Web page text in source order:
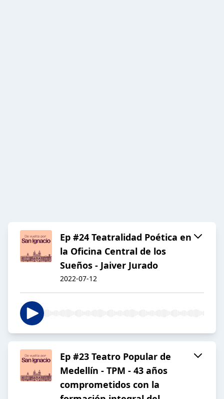
Ep #24 Teatralidad Poética en
la Oficina Central de los
Sueños - Jaiver Jurado
2022-07-12
Ep #23 Teatro Popular de
Medellín - TPM - 43 años
comprometidos con la